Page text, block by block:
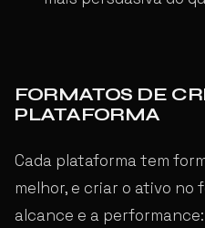
FORMATOS DE
PLATAFORMA
Cada plataforma tem
melhor, e criar o ativo
alcance e a performance: